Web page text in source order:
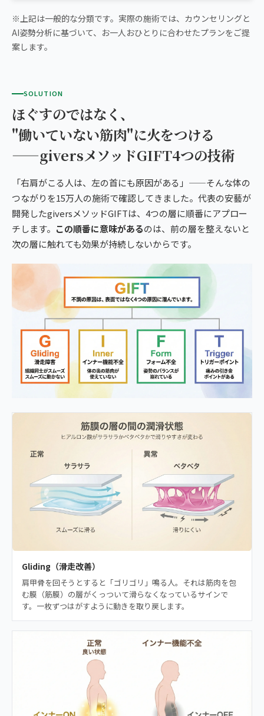
※上記は一般的な分類です。実際の施術では、カウンセリングと
AI姿勢分析に基づいて、お一人おひとりに合わせたプランをご提
案します。
SOLUTION
ほぐすのではなく、
"働いていない筋肉"に火をつける
——giversメソッドGIFT4つの技術
「右肩がこる人は、左の首にも原因がある」——そんな体の
つながりを15万人の施術で確認してきました。代表の安藝が
開発したgiversメソッドGIFTは、4つの層に順番にアプロー
チします。 この順番に意味があるのは、前の層を整えないと
次の層に触れても効果が持続しないからです。
Gliding（滑走改善）
肩甲骨を回そうとすると「ゴリゴリ」鳴る人。それは筋肉を包
む膜（筋膜）の層がくっついて滑らなくなっているサインで
す。一枚ずつはがすように動きを取り戻します。